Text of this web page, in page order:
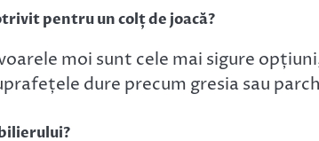
pentru un colț de joacă?
moi sunt cele mai sigure
dure precum gresia sau